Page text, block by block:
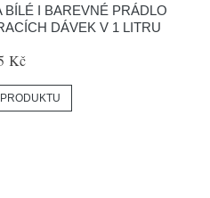
BÍLÉ I BAREVNÉ PRÁDLO
DÁVEK V 1 LITRU
Kč